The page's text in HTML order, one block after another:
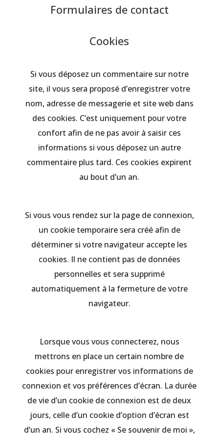
Formulaires de contact
Cookies
Si vous déposez un commentaire sur notre
site, il vous sera proposé d’enregistrer votre
nom, adresse de messagerie et site web dans
des cookies. C’est uniquement pour votre
confort afin de ne pas avoir à saisir ces
informations si vous déposez un autre
commentaire plus tard. Ces cookies expirent
au bout d’un an.
Si vous vous rendez sur la page de connexion,
un cookie temporaire sera créé afin de
déterminer si votre navigateur accepte les
cookies. Il ne contient pas de données
personnelles et sera supprimé
automatiquement à la fermeture de votre
navigateur.
Lorsque vous vous connecterez, nous
mettrons en place un certain nombre de
cookies pour enregistrer vos informations de
connexion et vos préférences d’écran. La durée
de vie d’un cookie de connexion est de deux
jours, celle d’un cookie d’option d’écran est
d’un an. Si vous cochez « Se souvenir de moi »,